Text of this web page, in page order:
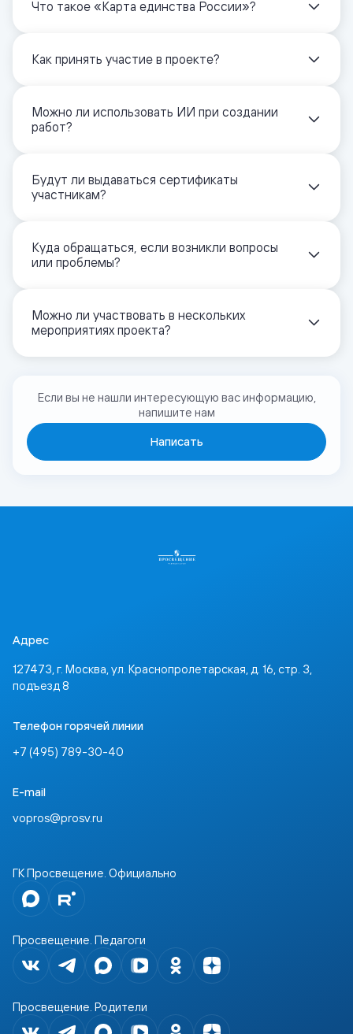
Что такое «Карта единства России»?
Как принять участие в проекте?
Можно ли использовать ИИ при создании
работ?
Будут ли выдаваться сертификаты
участникам?
Куда обращаться, если возникли вопросы
или проблемы?
Можно ли участвовать в нескольких
мероприятиях проекта?
Если вы не нашли интересующую вас информацию,
напишите нам
Написать
Адрес
127473, г. Москва, ул. Краснопролетарская, д. 16, стр. 3,
подъезд 8
Телефон горячей линии
+7 (495) 789-30-40
E-mail
vopros@prosv.ru
ГК Просвещение. Официально
Просвещение. Педагоги
Просвещение. Родители